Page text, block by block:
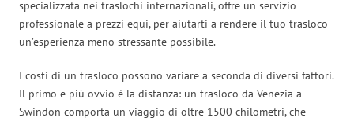
specializzata nei traslochi internazionali, offre un servizio
professionale a prezzi equi, per aiutarti a rendere il tuo trasloco
un’esperienza meno stressante possibile.
I costi di un trasloco possono variare a seconda di diversi fattori.
Il primo e più ovvio è la distanza: un trasloco da Venezia a
Swindon comporta un viaggio di oltre 1500 chilometri, che